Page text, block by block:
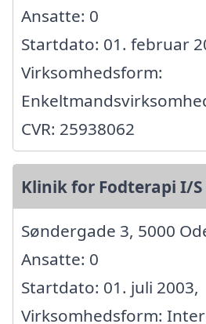
Ansatte: 0
Startdato: 01. februar
Virksomhedsform:
CVR: 25938062
Klinik for Fodterapi I/S
Søndergade 3, 5000
Ansatte: 0
Startdato: 01. juli 2003,
Virksomhedsform: